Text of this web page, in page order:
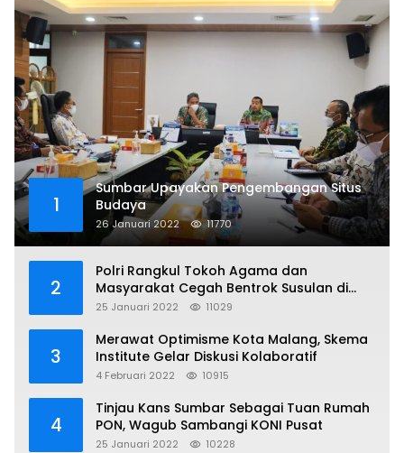
1
Sumbar Upayakan Pengembangan Situs
Budaya
26 Januari 2022 11770
2
Polri Rangkul Tokoh Agama dan
Masyarakat Cegah Bentrok Susulan di
Sorong
25 Januari 2022 11029
3
Merawat Optimisme Kota Malang, Skema
Institute Gelar Diskusi Kolaboratif
4 Februari 2022 10915
4
Tinjau Kans Sumbar Sebagai Tuan Rumah
PON, Wagub Sambangi KONI Pusat
25 Januari 2022 10228